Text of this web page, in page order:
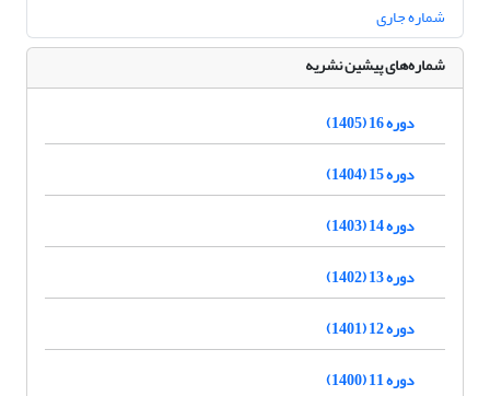
شماره جاری
شماره‌های پیشین نشریه
دوره 16 (1405)
دوره 15 (1404)
دوره 14 (1403)
دوره 13 (1402)
دوره 12 (1401)
دوره 11 (1400)